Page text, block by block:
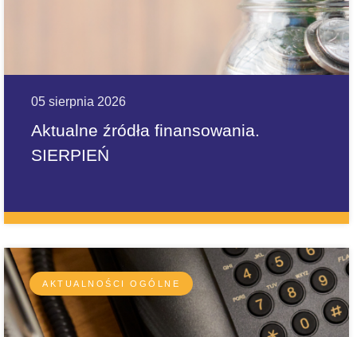
05 sierpnia 2026
Aktualne źródła finansowania.
SIERPIEŃ
AKTUALNOŚCI OGÓLNE